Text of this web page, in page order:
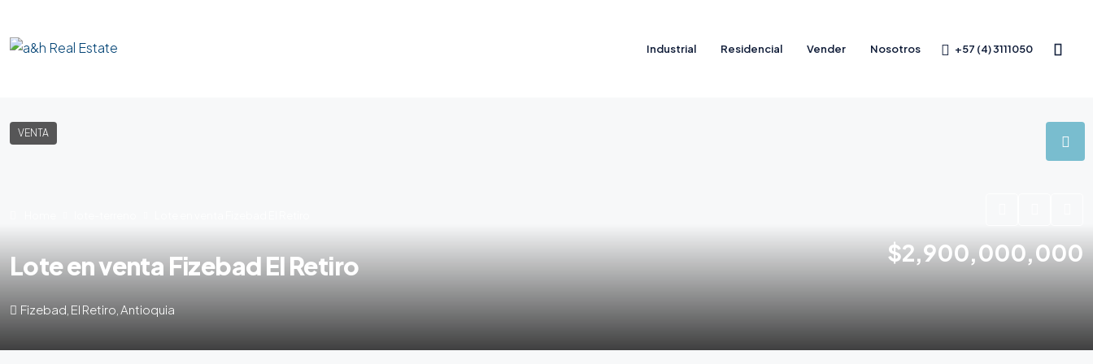
Industrial Residencial Vender Nosotros +57 (4) 3111050
VENTA
Lote en venta Fizebad El Retiro
Fizebad, El Retiro, Antioquia
$2,900,000,000